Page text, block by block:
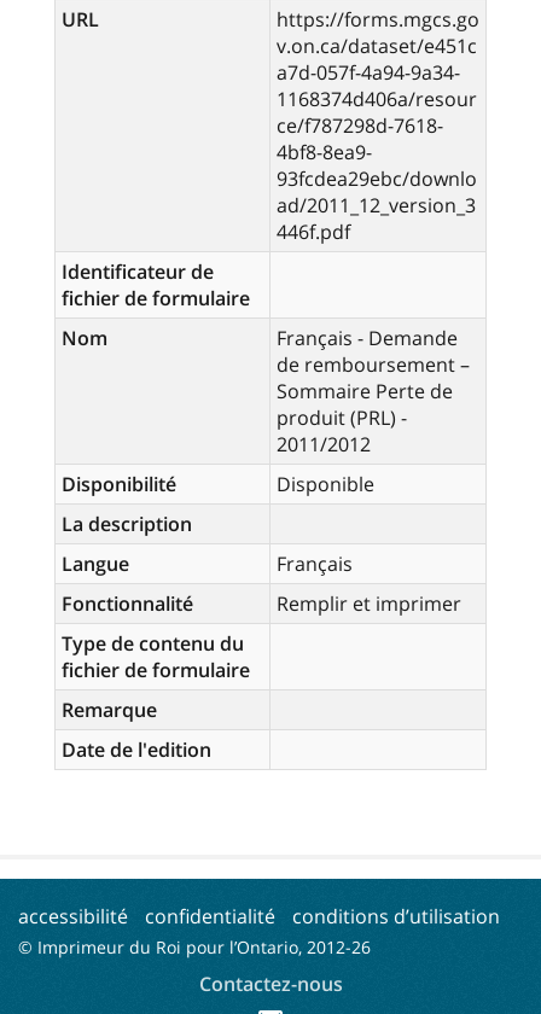
URL
https://forms.mgcs.go
v.on.ca/dataset/e451c
a7d-057f-4a94-9a34-
1168374d406a/resour
ce/f787298d-7618-
4bf8-8ea9-
93fcdea29ebc/downlo
ad/2011_12_version_3
446f.pdf
Identificateur de
fichier de formulaire
Nom
Français - Demande
de remboursement –
Sommaire Perte de
produit (PRL) -
2011/2012
Disponibilité
Disponible
La description
Langue
Français
Fonctionnalité
Remplir et imprimer
Type de contenu du
fichier de formulaire
Remarque
Date de l'edition
accessibilité confidentialité conditions d’utilisation
© Imprimeur du Roi pour l’Ontario, 2012-26
Contactez-nous